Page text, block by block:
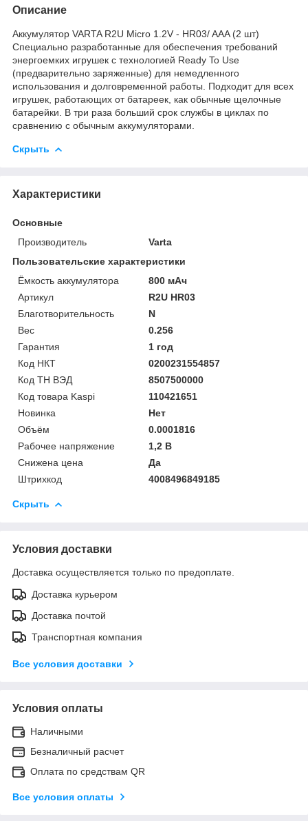
Описание
Аккумулятор VARTA R2U Micro 1.2V - HR03/ AAA (2 шт)
Специально разработанные для обеспечения требований
энергоемких игрушек с технологией Ready To Use
(предварительно заряженные) для немедленного
использования и долговременной работы. Подходит для всех
игрушек, работающих от батареек, как обычные щелочные
батарейки. В три раза больший срок службы в циклах по
сравнению с обычным аккумуляторами.
Скрыть
Характеристики
Основные
Производитель
Varta
Пользовательские характеристики
Ёмкость аккумулятора
800 мАч
Артикул
R2U HR03
Благотворительность
N
Вес
0.256
Гарантия
1 год
Код НКТ
0200231554857
Код ТН ВЭД
8507500000
Код товара Kaspi
110421651
Новинка
Нет
Объём
0.0001816
Рабочее напряжение
1,2 В
Снижена цена
Да
Штрихкод
4008496849185
Скрыть
Условия доставки
Доставка осуществляется только по предоплате.
Доставка курьером
Доставка почтой
Транспортная компания
Все условия доставки
Условия оплаты
Наличными
Безналичный расчет
Оплата по средствам QR
Все условия оплаты